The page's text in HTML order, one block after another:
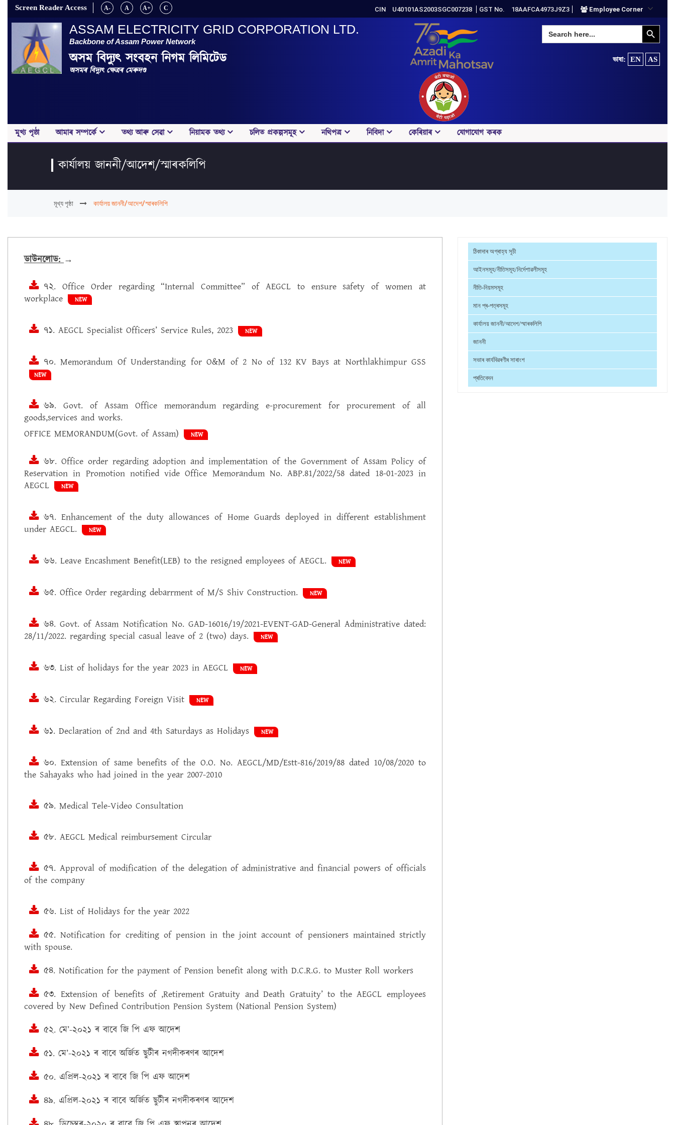
Screen Reader Access A- A A+ C CIN U40101AS2003SGC007238 GST No. 18AAFCA4973J9Z3 Employee Corner
ASSAM ELECTRICITY GRID CORPORATION LTD.
Backbone of Assam Power Network
অসম বিদ্যুৎ সংবহন নিগম লিমিটেড
অসমৰ বিদ্যুৎ ক্ষেত্ৰৰ মেৰুদণ্ড
Search
for:
Search Button
ভাষা: EN AS
মূখ্য পৃষ্ঠা আমাৰ সম্পৰ্কে তথ্য আৰু সেৱা নিয়ামক তথ্য চলিত প্ৰকল্পসমূহ নথিপত্ৰ নিবিদা কেৰিয়াৰ যোগাযোগ কৰক
কাৰ্যালয় জাননী/আদেশ/স্মাৰকলিপি
মূখ্য পৃষ্ঠা কাৰ্যালয় জাননী/আদেশ/স্মাৰকলিপি
ডাউনলোড:→
৭২. Office Order regarding “Internal Committee” of AEGCL to ensure safety of women at
workplace
NEW
৭১. AEGCL Specialist Officers’ Service Rules, 2023 NEW
৭০. Memorandum Of Understanding for O&M of 2 No of 132 KV Bays at Northlakhimpur GSS
NEW
৬৯. Govt. of Assam Office memorandum regarding e-procurement for procurement of all
goods,services and works.
OFFICE MEMORANDUM(Govt. of Assam)
NEW
৬৮. Office order regarding adoption and implementation of the Government of Assam Policy of
Reservation in Promotion notified vide Office Memorandum No. ABP.81/2022/58 dated 18-01-2023 in
AEGCL
NEW
৬৭. Enhancement of the duty allowances of Home Guards deployed in different establishment
under AEGCL.
NEW
৬৬. Leave Encashment Benefit(LEB) to the resigned employees of AEGCL. NEW
৬৫. Office Order regarding debarrment of M/S Shiv Construction. NEW
৬৪. Govt. of Assam Notification No. GAD-16016/19/2021-EVENT-GAD-General Administrative dated:
28/11/2022. regarding special casual leave of 2 (two) days.
NEW
৬৩. List of holidays for the year 2023 in AEGCL NEW
৬২. Circular Regarding Foreign Visit NEW
৬১. Declaration of 2nd and 4th Saturdays as Holidays NEW
৬০. Extension of same benefits of the O.O. No. AEGCL/MD/Estt-816/2019/88 dated 10/08/2020 to
the Sahayaks who had joined in the year 2007-2010
৫৯. Medical Tele-Video Consultation
৫৮. AEGCL Medical reimbursement Circular
৫৭. Approval of modification of the delegation of administrative and financial powers of officials
of the company
৫৬. List of Holidays for the year 2022
৫৫. Notification for crediting of pension in the joint account of pensioners maintained strictly
with spouse.
৫৪. Notification for the payment of Pension benefit along with D.C.R.G. to Muster Roll workers
৫৩. Extension of benefits of ,Retirement Gratuity and Death Gratuity’ to the AEGCL employees
covered by New Defined Contribution Pension System (National Pension System)
৫২. মে’-২০২১ ৰ বাবে জি পি এফ আদেশ
৫১. মে’-২০২১ ৰ বাবে অৰ্জিত ছুটীৰ নগদীকৰণৰ আদেশ
৫০. এপ্ৰিল-২০২১ ৰ বাবে জি পি এফ আদেশ
৪৯. এপ্ৰিল-২০২১ ৰ বাবে অৰ্জিত ছুটীৰ নগদীকৰণৰ আদেশ
ঠিকাদাৰ অগ্ৰাহ্য সূচী
আইনসমূহ/নীতিসমূহ/নিৰ্দেশাৱলীসমূহ
নীতি-নিয়মসমূহ
মান প্ৰ-পত্ৰসমূহ
কাৰ্যালয় জাননী/আদেশ/স্মাৰকলিপি
জাননী
সভাৰ কাৰ্যবিৱৰণীৰ সাৰাংশ
প্ৰতিবেদন